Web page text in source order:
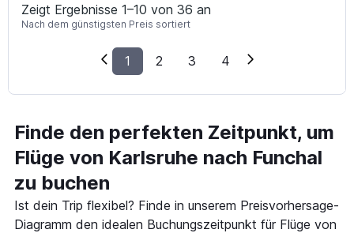
Zeigt Ergebnisse 1–10 von 36 an
Nach dem günstigsten Preis sortiert
1 2 3 4
Finde den perfekten Zeitpunkt, um
Flüge von Karlsruhe nach Funchal
zu buchen
Ist dein Trip flexibel? Finde in unserem Preisvorhersage-
Diagramm den idealen Buchungszeitpunkt für Flüge von